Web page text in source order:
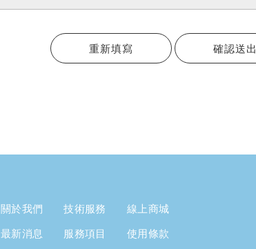
重新填寫 確認送出
關於我們
最新消息
技術服務
服務項目
線上商城
使用條款